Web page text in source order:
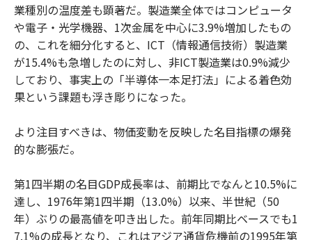
業種別の温度差も顕著だ。製造業全体ではコンピュータ
や電子・光学機器、1次金属を中心に3.9%増加したもの
の、これを細分化すると、ICT（情報通信技術）製造業
が15.4%も急増したのに対し、非ICT製造業は0.9%減少
しており、事実上の「半導体一本足打法」による着色効
果という課題も浮き彫りになった。
より注目すべきは、物価変動を反映した名目指標の爆発
的な膨張だ。
第1四半期の名目GDP成長率は、前期比でなんと10.5%に
達し、1976年第1四半期（13.0%）以来、半世紀（50
年）ぶりの最高値を叩き出した。前年同期比ベースでも1
7.1%の成長となり、これはアジア通貨危機前の1995年第